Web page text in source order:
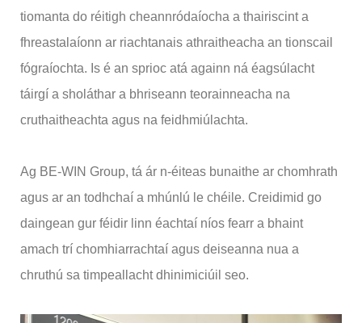
tiomanta do réitigh cheannródaíocha a thairiscint a
fhreastalaíonn ar riachtanais athraitheacha an tionscail
fógraíochta. Is é an sprioc atá againn ná éagsúlacht
táirgí a sholáthar a bhriseann teorainneacha na
cruthaitheachta agus na feidhmiúlachta.
Ag BE-WIN Group, tá ár n-éiteas bunaithe ar chomhrath
agus ar an todhchaí a mhúnlú le chéile. Creidimid go
daingean gur féidir linn éachtaí níos fearr a bhaint
amach trí chomhiarrachtaí agus deiseanna nua a
chruthú sa timpeallacht dhinimiciúil seo.